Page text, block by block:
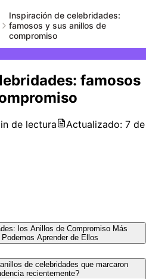
Inspiración de celebridades:
famosos y sus anillos de
compromiso
famosos
de lectura Actualizado: 7 de
los Anillos de Compromiso Más
Aprender de Ellos
de celebridades que marcaron
recientemente?